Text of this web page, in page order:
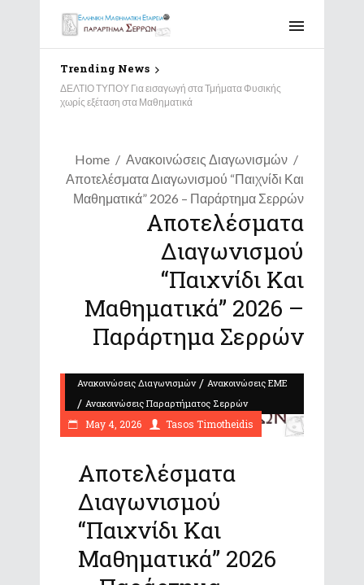
Trending News
Αποτελέσματα Διαγωνισμού “Παιχνίδι και Μαθηματικά”
2026 – Παράρτημα Σερρών
Home
Ανακοινώσεις Διαγωνισμών
Αποτελέσματα Διαγωνισμού “Παιχνίδι Και
Μαθηματικά” 2026 – Παράρτημα Σερρών
Αποτελέσματα
Διαγωνισμού
“Παιχνίδι Και
Μαθηματικά” 2026 –
Παράρτημα Σερρών
Ανακοινώσεις Διαγωνισμών/ Ανακοινώσεις ΕΜΕ
/ Ανακοινώσεις Παραρτήματος Σερρών
May 4, 2026 Tasos Timotheidis
Αποτελέσματα
Διαγωνισμού
“Παιχνίδι Και
Μαθηματικά” 2026